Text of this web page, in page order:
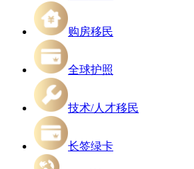
购房移民
全球护照
技术/人才移民
长签绿卡